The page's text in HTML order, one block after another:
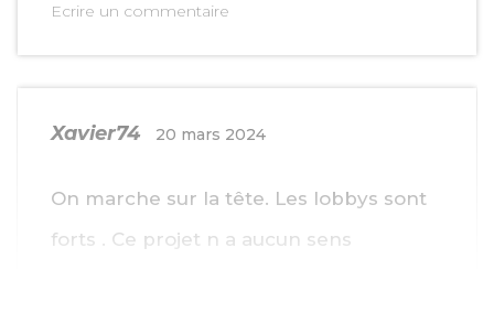
Ecrire un commentaire
Xavier74 20 mars 2024
On marche sur la tête. Les lobbys sont
forts . Ce projet n a aucun sens